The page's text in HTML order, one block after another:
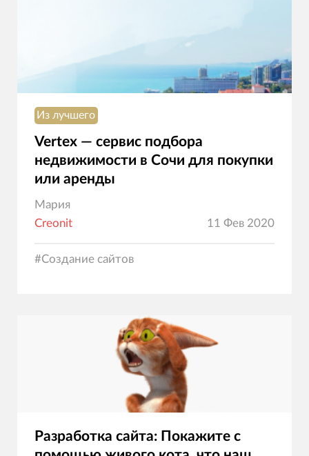
Из лучшего
Vertex — cервис подбора
недвижимости в Сочи для покупки
или аренды
Мария
Creonit
11 Фев 2020
#Создание сайтов
Разработка сайта: Покажите c